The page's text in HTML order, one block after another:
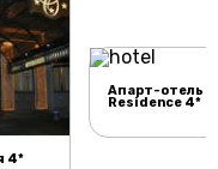
4*
Апарт-отель
Residence 4*